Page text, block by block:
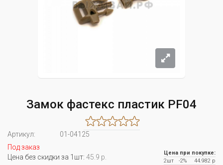
Замок фастекс пластик PF04
Артикул:
01-04125
Под заказ
Цена без скидки за 1шт: 45.9 р.
Цена при покупке:
2шт
-2%
44.982 р